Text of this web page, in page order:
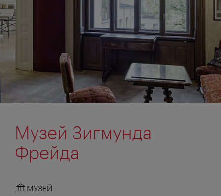
Музей Зигмунда
Фрейда
МУЗЕЙ